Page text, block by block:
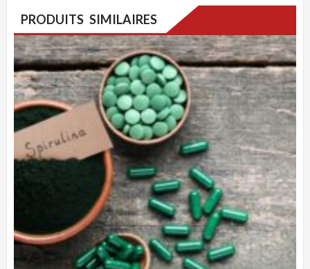
100 €.
PRODUITS SIMILAIRES